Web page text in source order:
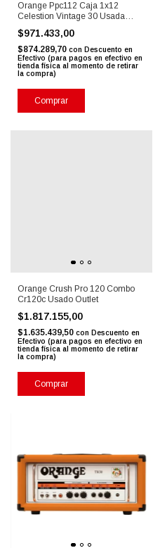
Orange Ppc112 Caja 1x12
Celestion Vintage 30 Usada
Outlet
$971.433,00
$874.289,70 con Descuento en
Efectivo (para pagos en efectivo en
tienda física al momento de retirar
la compra)
Comprar
Orange Crush Pro 120 Combo
Cr120c Usado Outlet
$1.817.155,00
$1.635.439,50 con Descuento en
Efectivo (para pagos en efectivo en
tienda física al momento de retirar
la compra)
Comprar